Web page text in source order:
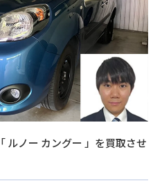
「 ルノー カングー 」を買取させ